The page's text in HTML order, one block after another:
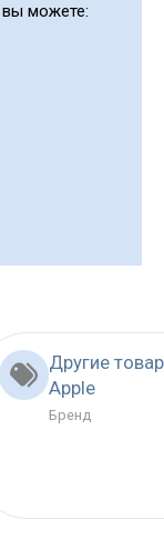
вы можете:
Другие
Apple
Бренд